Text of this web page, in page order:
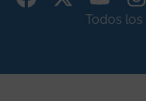
Todos